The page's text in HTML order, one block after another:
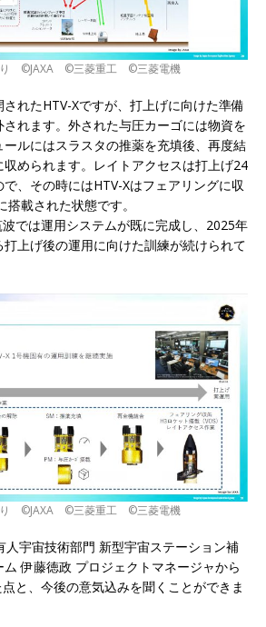
り ©JAXA ©三菱重工 ©三菱電機
れたHTV-Xですが、打上げに向けた準備
れます。外された与圧カーゴには物資を
ルにはスラスタの推薬を充填後、再度結
められます。レイトアクセスは打上げ24
、その時にはHTV-Xはフェアリングに収
載された状態です。
では運用システムが既に完成し、2025年
上げ後の運用に向けた訓練が続けられて
り ©JAXA ©三菱重工 ©三菱電機
人宇宙技術部門 新型宇宙ステーション補
伊藤徳政 プロジェクトマネージャから
と、今後の意気込みを聞くことができま